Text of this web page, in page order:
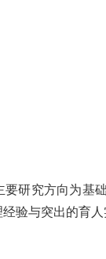
研究方向为基
验与突出的育人